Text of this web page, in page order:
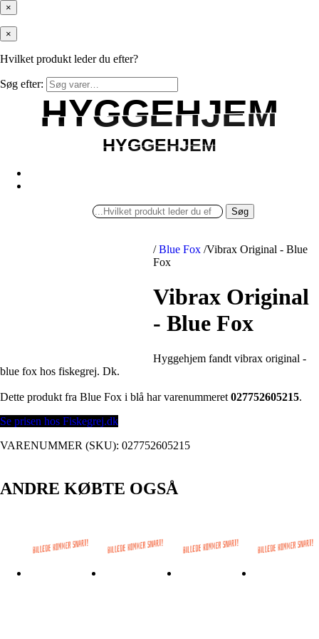
×
×
Hvilket produkt leder du efter?
Søg efter:
HYGGEHJEM
HYGGEHJEM
HYGGEHJEM
HYGGEHJEM
Søg
/ Blue Fox /Vibrax Original - Blue
Fox
Vibrax Original
- Blue Fox
Hyggehjem fandt vibrax original -
blue fox hos fiskegrej. Dk.
Dette produkt fra Blue Fox i blå har varenummeret 027752605215.
Se prisen hos Fiskegrej.dk
VARENUMMER (SKU): 027752605215
ANDRE KØBTE OGSÅ